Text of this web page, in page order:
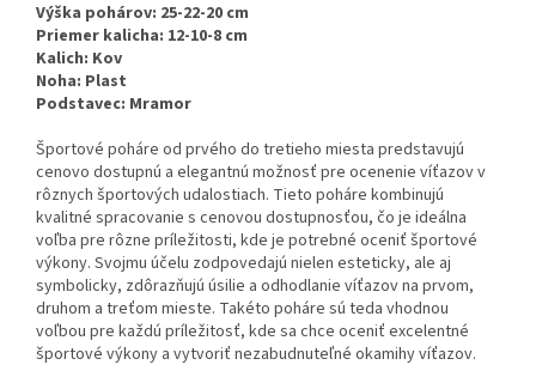
Výška pohárov: 25-22-20 cm
Priemer kalicha: 12-10-8 cm
Kalich: Kov
Noha: Plast
Podstavec: Mramor
Športové poháre od prvého do tretieho miesta predstavujú
cenovo dostupnú a elegantnú možnosť pre ocenenie víťazov v
rôznych športových udalostiach. Tieto poháre kombinujú
kvalitné spracovanie s cenovou dostupnosťou, čo je ideálna
voľba pre rôzne príležitosti, kde je potrebné oceniť športové
výkony. Svojmu účelu zodpovedajú nielen esteticky, ale aj
symbolicky, zdôrazňujú úsilie a odhodlanie víťazov na prvom,
druhom a treťom mieste. Takéto poháre sú teda vhodnou
voľbou pre každú príležitosť, kde sa chce oceniť excelentné
športové výkony a vytvoriť nezabudnuteľné okamihy víťazov.